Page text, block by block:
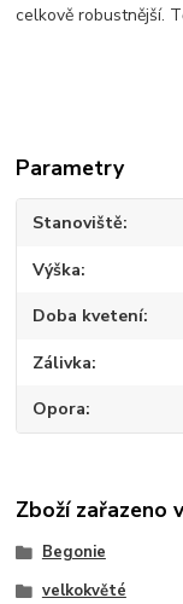
celkově robustnější.
Parametry
Stanoviště
Výška
Doba kvetení
Zálivka
Opora
Zboží zařazeno
Begonie
velkokvěté